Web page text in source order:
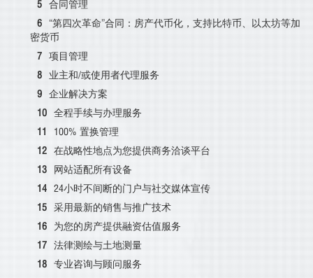
合同管理
“第四次革命”合同：房产代币化，支持比特币、以太坊等加
密货币
项目管理
业主和/或使用者代理服务
企业解决方案
全程手续与办理服务
100% 置换管理
在战略性地点为您提供商务洽谈平台
网站适配所有设备
24小时不间断的门户与社交媒体宣传
采用最新的销售与推广技术
为您的房产提供融资估值服务
法律测绘与土地测量
专业咨询与顾问服务